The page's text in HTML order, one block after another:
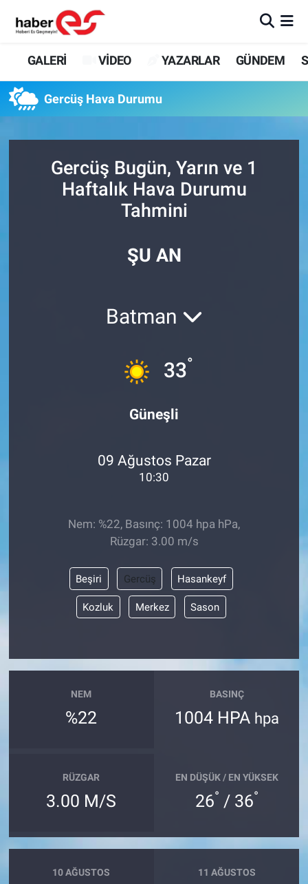
GALERİ VİDEO YAZARLAR GÜNDEM
Gercüş Hava Durumu
Gercüş Bugün, Yarın ve 1
Haftalık Hava Durumu
Tahmini
ŞU AN
Batman
33°
Güneşli
09 Ağustos Pazar
10:30
Nem: %22, Basınç: 1004 hpa hPa,
Rüzgar: 3.00 m/s
Beşiri Gercüş Hasankeyf
Kozluk Merkez Sason
NEM
%22
BASINÇ
1004 HPA hpa
RÜZGAR
3.00 M/S
EN DÜŞÜK / EN YÜKSEK
26° / 36°
10 AĞUSTOS 11 AĞUSTOS
GALERİ
GÜNDEM
SİYASET
Eskişehir Nöbetçi Eczaneler
Süper Lig Puan Durumu ve Fikstür
Tüm Manşetler